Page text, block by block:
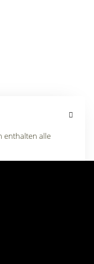
enthalten alle